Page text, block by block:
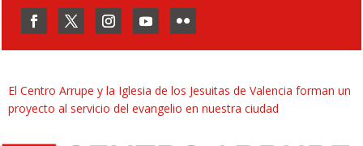
El Centro Arrupe y la Iglesia de los Jesuitas de Valencia forman un
proyecto al servicio del evangelio en nuestra ciudad